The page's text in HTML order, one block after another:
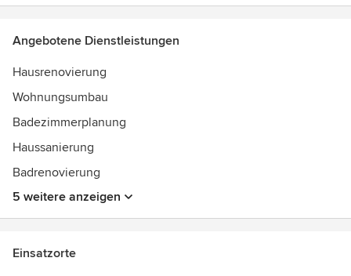
Angebotene Dienstleistungen
Hausrenovierung
Wohnungsumbau
Badezimmerplanung
Haussanierung
Badrenovierung
5 weitere anzeigen
Einsatzorte